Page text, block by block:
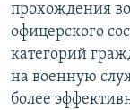
прохождения
офицерского
категорий
на военную
более